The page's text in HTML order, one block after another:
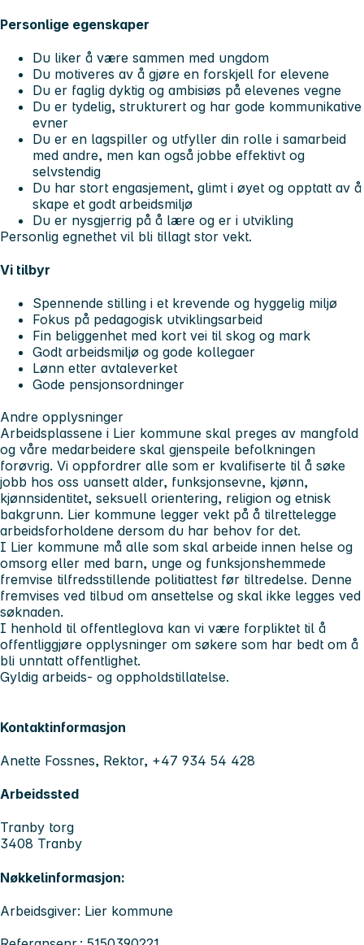
Personlige egenskaper
Du liker å være sammen med ungdom
Du motiveres av å gjøre en forskjell for elevene
Du er faglig dyktig og ambisiøs på elevenes vegne
Du er tydelig, strukturert og har gode kommunikative
evner
Du er en lagspiller og utfyller din rolle i samarbeid
med andre, men kan også jobbe effektivt og
selvstendig
Du har stort engasjement, glimt i øyet og opptatt av å
skape et godt arbeidsmiljø
Du er nysgjerrig på å lære og er i utvikling
Personlig egnethet vil bli tillagt stor vekt.
Vi tilbyr
Spennende stilling i et krevende og hyggelig miljø
Fokus på pedagogisk utviklingsarbeid
Fin beliggenhet med kort vei til skog og mark
Godt arbeidsmiljø og gode kollegaer
Lønn etter avtaleverket
Gode pensjonsordninger
Andre opplysninger
Arbeidsplassene i Lier kommune skal preges av mangfold
og våre medarbeidere skal gjenspeile befolkningen
forøvrig. Vi oppfordrer alle som er kvalifiserte til å søke
jobb hos oss uansett alder, funksjonsevne, kjønn,
kjønnsidentitet, seksuell orientering, religion og etnisk
bakgrunn. Lier kommune legger vekt på å tilrettelegge
arbeidsforholdene dersom du har behov for det.
I Lier kommune må alle som skal arbeide innen helse og
omsorg eller med barn, unge og funksjonshemmede
fremvise tilfredsstillende politiattest før tiltredelse. Denne
fremvises ved tilbud om ansettelse og skal ikke legges ved
søknaden.
I henhold til offentleglova kan vi være forpliktet til å
offentliggjøre opplysninger om søkere som har bedt om å
bli unntatt offentlighet.
Gyldig arbeids- og oppholdstillatelse.
Kontaktinformasjon
Anette Fossnes, Rektor, +47 934 54 428
Arbeidssted
Tranby torg
3408 Tranby
Nøkkelinformasjon:
Arbeidsgiver: Lier kommune